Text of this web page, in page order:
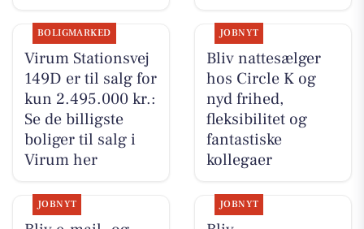
BOLIGMARKED
Virum Stationsvej
149D er til salg for
kun 2.495.000 kr.:
Se de billigste
boliger til salg i
Virum her
JOBNYT
Bliv nattesælger
hos Circle K og
nyd frihed,
fleksibilitet og
fantastiske
kollegaer
JOBNYT JOBNYT